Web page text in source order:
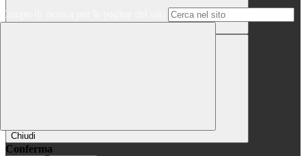
Chiudi
Conferma
Campo di ricerca per le pagine del sito